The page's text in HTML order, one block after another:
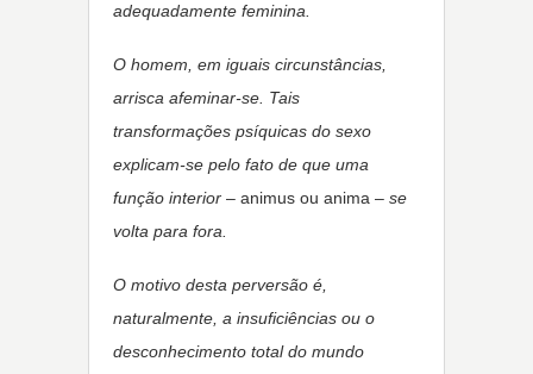
adequadamente feminina.
O homem, em iguais circunstâncias,
arrisca afeminar-se. Tais
transformações psíquicas do sexo
explicam-se pelo fato de que uma
função interior – animus ou anima – se
volta para fora.
O motivo desta perversão é,
naturalmente, a insuficiências ou o
desconhecimento total do mundo